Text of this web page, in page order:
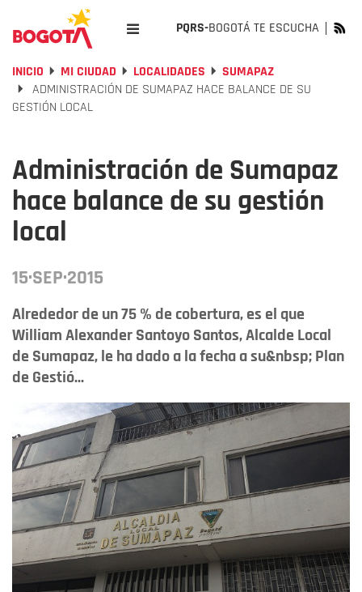
PQRS-BOGOTÁ TE ESCUCHA
INICIO MI CIUDAD LOCALIDADES
SUMAPAZ
ADMINISTRACIÓN DE SUMAPAZ HACE BALANCE DE SU
GESTIÓN LOCAL
Administración de Sumapaz
hace balance de su gestión
local
15·SEP·2015
Alrededor de un 75 % de cobertura, es el que
William Alexander Santoyo Santos, Alcalde Local
de Sumapaz, le ha dado a la fecha a su&nbsp; Plan
de Gestió...